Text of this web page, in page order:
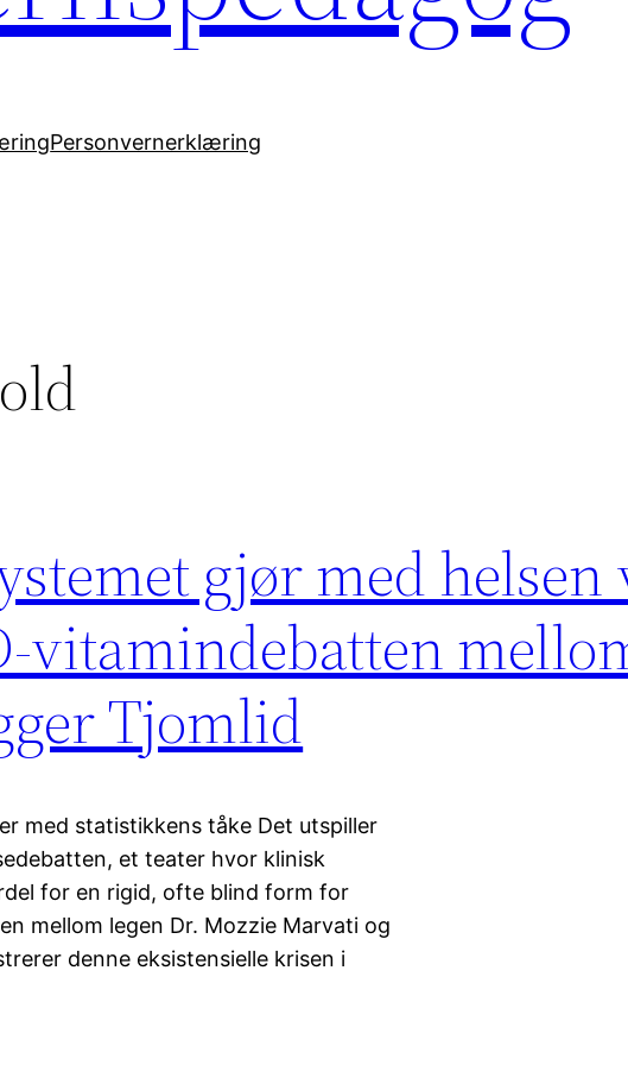
Personvernerklæring
gjør med helsen
vitamindebatten
Tjomlid
med statistikkens tåke Det utspiller
et teater hvor klinisk
for en rigid, ofte blind form for
mellom legen Dr. Mozzie Marvati og
denne eksistensielle krisen i